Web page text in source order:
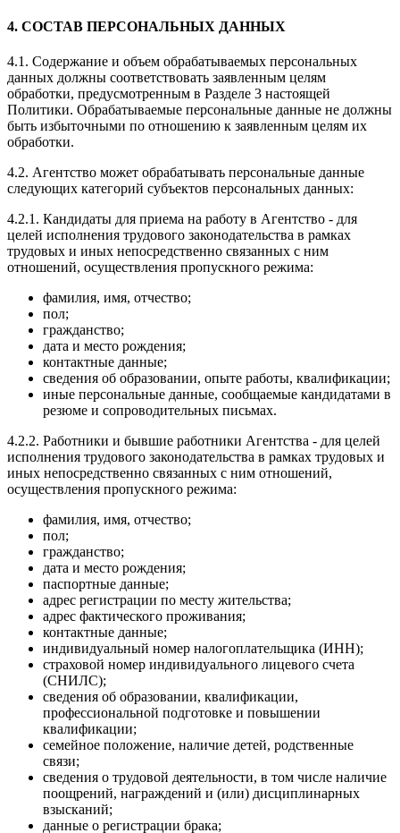
4. СОСТАВ ПЕРСОНАЛЬНЫХ ДАННЫХ
4.1. Содержание и объем обрабатываемых персональных
данных должны соответствовать заявленным целям
обработки, предусмотренным в Разделе 3 настоящей
Политики. Обрабатываемые персональные данные не должны
быть избыточными по отношению к заявленным целям их
обработки.
4.2. Агентство может обрабатывать персональные данные
следующих категорий субъектов персональных данных:
4.2.1. Кандидаты для приема на работу в Агентство - для
целей исполнения трудового законодательства в рамках
трудовых и иных непосредственно связанных с ним
отношений, осуществления пропускного режима:
фамилия, имя, отчество;
пол;
гражданство;
дата и место рождения;
контактные данные;
сведения об образовании, опыте работы, квалификации;
иные персональные данные, сообщаемые кандидатами в
резюме и сопроводительных письмах.
4.2.2. Работники и бывшие работники Агентства - для целей
исполнения трудового законодательства в рамках трудовых и
иных непосредственно связанных с ним отношений,
осуществления пропускного режима:
фамилия, имя, отчество;
пол;
гражданство;
дата и место рождения;
паспортные данные;
адрес регистрации по месту жительства;
адрес фактического проживания;
контактные данные;
индивидуальный номер налогоплательщика (ИНН);
страховой номер индивидуального лицевого счета
(СНИЛС);
сведения об образовании, квалификации,
профессиональной подготовке и повышении
квалификации;
семейное положение, наличие детей, родственные
связи;
сведения о трудовой деятельности, в том числе наличие
поощрений, награждений и (или) дисциплинарных
взысканий;
данные о регистрации брака;